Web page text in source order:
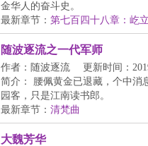
金华人的奋斗史。
最新章节： 第七百四十八章：屹
随波逐流之一代军师
作者：随波逐流
更新时间：
简介： 腰佩黄金已退藏，个中消
园客，只是江南读书郎。
...
最新章节： 清梵曲
大魏芳华